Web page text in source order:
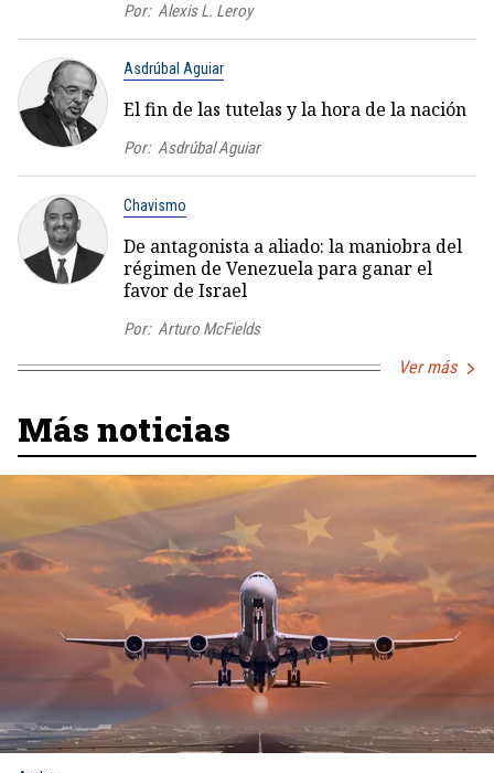
Por: Alexis L. Leroy
Asdrúbal Aguiar
El fin de las tutelas y la hora de la nación
Por: Asdrúbal Aguiar
Chavismo
De antagonista a aliado: la maniobra del
régimen de Venezuela para ganar el
favor de Israel
Por: Arturo McFields
Ver más
Más noticias